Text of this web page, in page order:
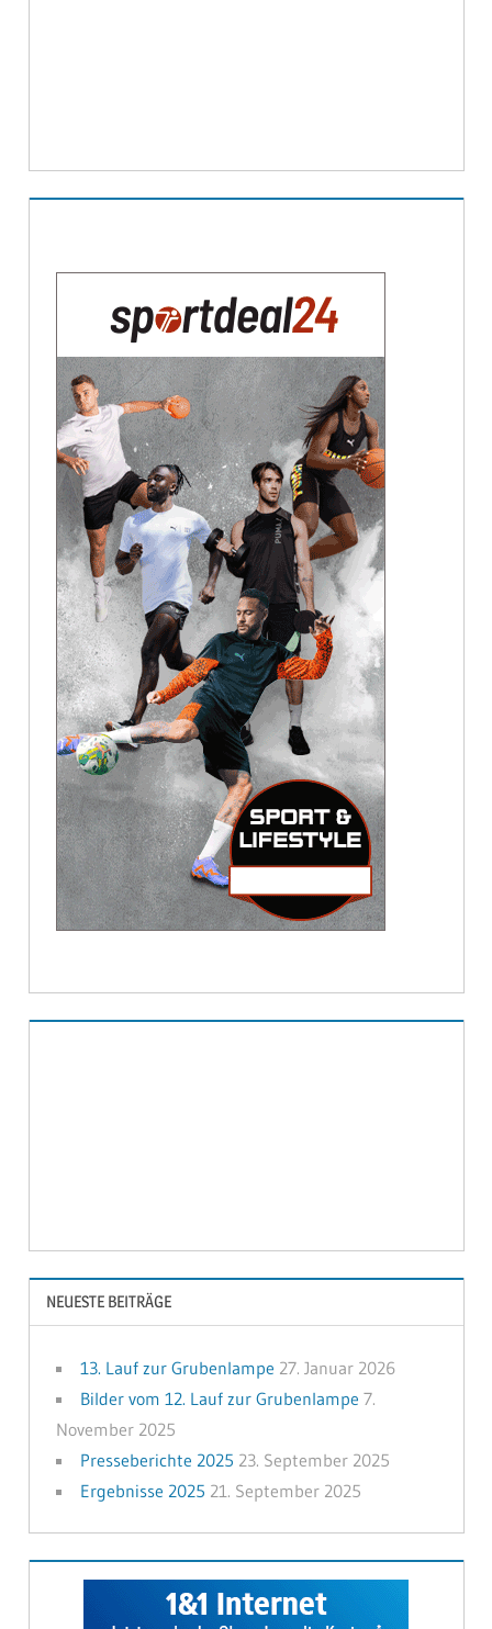
NEUESTE BEITRÄGE
13. Lauf zur Grubenlampe 27. Januar 2026
Bilder vom 12. Lauf zur Grubenlampe 7.
November 2025
Presseberichte 2025 23. September 2025
Ergebnisse 2025 21. September 2025